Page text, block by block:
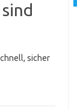
sicher